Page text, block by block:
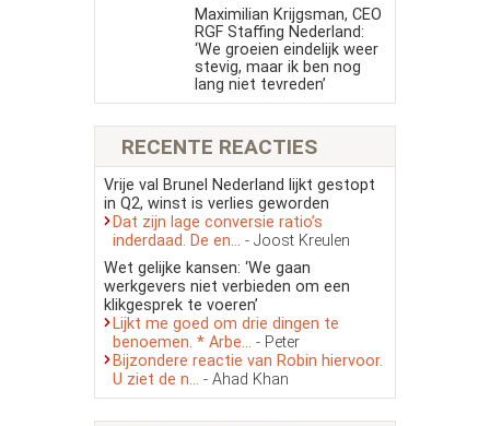
Maximilian Krijgsman, CEO
RGF Staffing Nederland:
‘We groeien eindelijk weer
stevig, maar ik ben nog
lang niet tevreden’
RECENTE REACTIES
Vrije val Brunel Nederland lijkt gestopt
in Q2, winst is verlies geworden
Dat zijn lage conversie ratio’s
inderdaad. De en... - Joost Kreulen
Wet gelijke kansen: ‘We gaan
werkgevers niet verbieden om een
klikgesprek te voeren’
Lijkt me goed om drie dingen te
benoemen. * Arbe... - Peter
Bijzondere reactie van Robin hiervoor.
U ziet de n... - Ahad Khan